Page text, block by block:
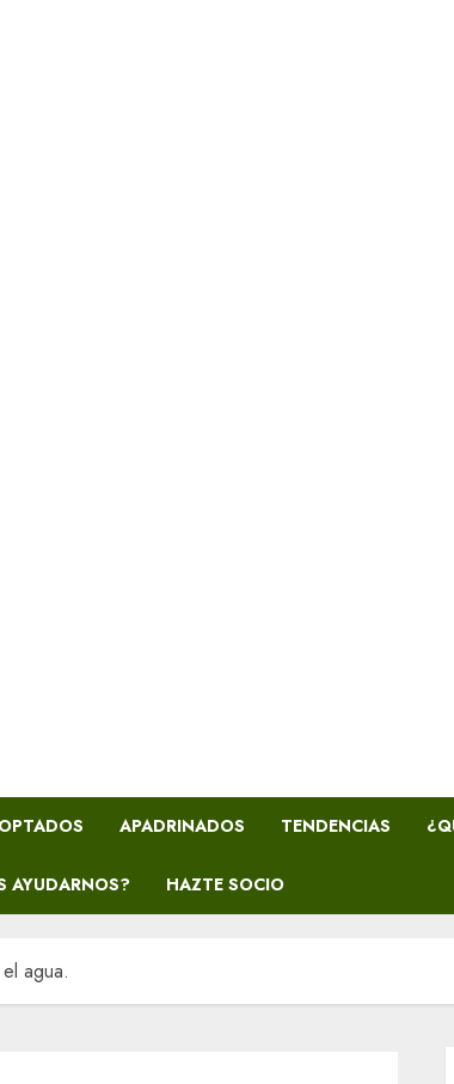
APADRINADOS TENDENCIAS
AYUDARNOS? HAZTE SOCIO
agua.